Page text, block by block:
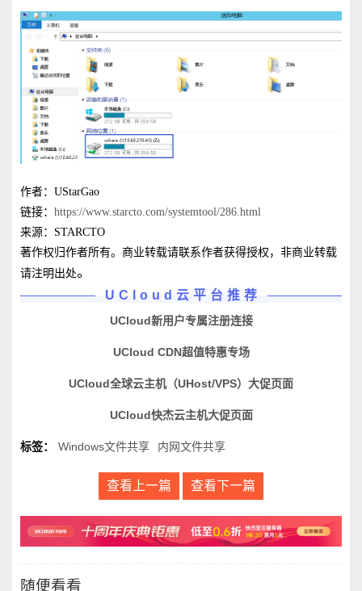
作者：UStarGao
链接： https://www.starcto.com/systemtool/286.html
来源：STARCTO
著作权归作者所有。商业转载请联系作者获得授权，非商业转载
请注明出处。
UCloud云平台推荐
UCloud新用户专属注册连接
UCloud CDN超值特惠专场
UCloud全球云主机（UHost/VPS）大促页面
UCloud快杰云主机大促页面
标签： Windows文件共享 内网文件共享
查看上一篇 查看下一篇
随便看看